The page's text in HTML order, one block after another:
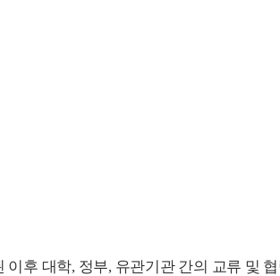
이후 대학, 정부, 유관기관 간의 교류 및